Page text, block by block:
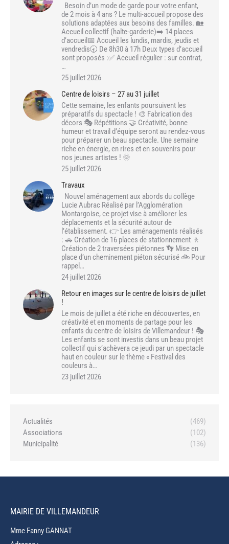
Besoin d’un mode de garde pour votre enfant,
de 2 mois à 4 ans ? Le multi-accueil propose des
solutions adaptées aux besoins des familles. 🏡
Accueil collectif (halte-garderie)➡️ 14 places
d’accueil📅 Accueil les lundis, mardis, jeudis et
vendredis🕣 De 8h30 à 17h Deux types d’accueil
sont proposés :✅ Accueil régulier : sur contrat,
…
25 juillet 2026
Centre de loisirs – 27 au 31 juillet
Cette semaine, les enfants poursuivent les
préparatifs du spectacle ! 🎨 Fabrication des
décors 🎭 Répétitions 🤝 Créativité, bonne
humeur et travail d’équipe seront au rendez-vous
pour préparer un beau spectacle. Une semaine
riche en énergie, en rires et en souvenirs pour
nos jeunes artistes ! 🌞
25 juillet 2026
Travaux
Nouvel aménagement aux abords du collège
Lucie Aubrac Réalisé par l’Agglomération
Montargoise, ce projet vise à améliorer les
déplacements et la sécurité autour de
l’établissement. 👉 Les aménagements réalisés
: 🚗 Création de 16 places de stationnement 🚶
Création de 2 traversées piétonnes 👣 Mise en
place d’un cheminement piéton sécurisé 🚲 Pour
rappel…
24 juillet 2026
Retour en images sur le centre de loisirs de juillet
!
Le mois de juillet a été riche en découvertes, en
créativité et en moments de partage pour les
enfants du centre de loisirs de Villemandeur ! 🎭
Les enfants se sont investis dans un beau projet
collectif qui s’achèvera ce jeudi par un spectacle
haut en couleur sur le thème « Festival des
couleurs à…
23 juillet 2026
Actualités
(469)
Associations
(102)
Municipalité
(136)
MAIRIE DE VILLEMANDEUR
Mme Fanny GANNAT